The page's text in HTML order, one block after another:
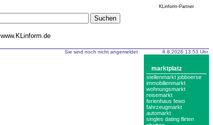
KLinform-Partner
www.KLinform.de
Sie sind noch nicht angemeldet
8.8.2026 13:53 Uhr
marktplatz
stellenmarkt jobboerse
immobilienmarkt
wohnungsmarkt
reisemarkt
ferienhaus fewo
fahrzeugmarkt
automarkt
singles dating flirten